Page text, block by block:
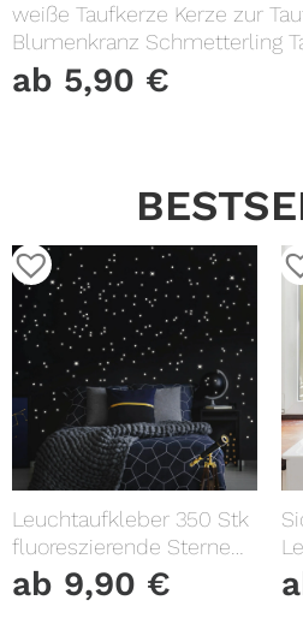
weiße Taufkerze Kerze zur
Blumenkranz Schmetterling
Wunschname & Datum
ab 5,90 €
Leuchtaufkleber 350 Stk
fluoreszierende Sterne
und Punkte leuchten im
Dunklen Kinderzimmer
ab 9,90 €